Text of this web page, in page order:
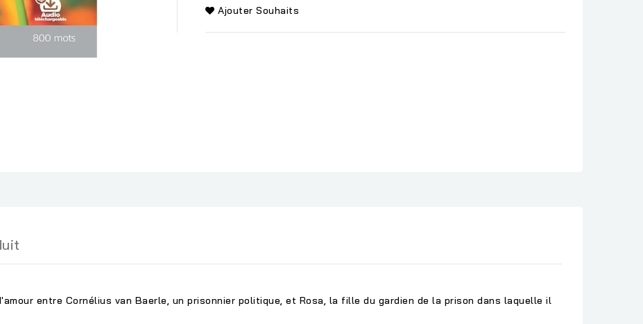
Ajouter Souhaits
entre Cornélius van Baerle, un prisonnier politique, et Rosa, la fille du gardien de la prison dans laquelle il